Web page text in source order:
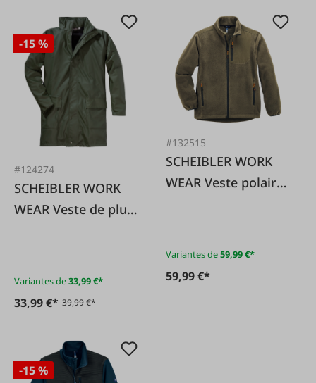
-15 %
#124274
SCHEIBLER WORK
WEAR Veste de pluie
Variantes de33,99 €*
33,99 €* 39,99 €*
#132515
SCHEIBLER WORK
WEAR Veste polaire
Variantes de59,99 €*
59,99 €*
-15 %